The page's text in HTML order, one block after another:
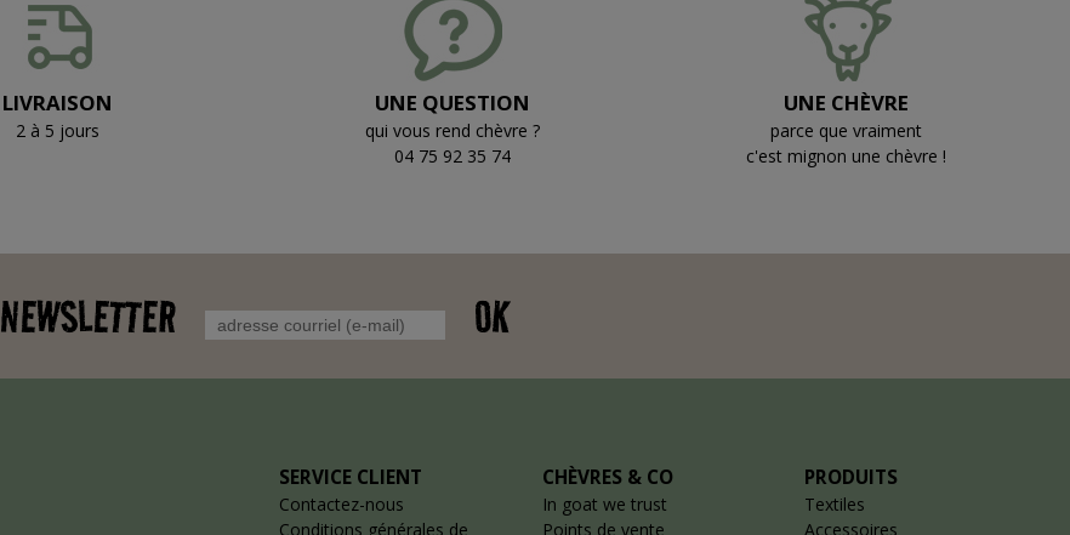
LIVRAISON
2 à 5 jours
UNE QUESTION
qui vous rend chèvre ?
04 75 92 35 74
UNE CHÈVRE
parce que vraiment
c'est mignon une chèvre !
NEWSLETTER OK
SERVICE CLIENT
Contactez-nous
Conditions générales de
CHÈVRES & CO
In goat we trust
Points de vente
PRODUITS
Textiles
Accessoires